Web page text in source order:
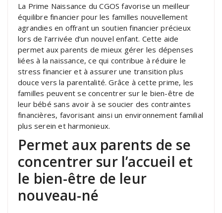
La Prime Naissance du CGOS favorise un meilleur
équilibre financier pour les familles nouvellement
agrandies en offrant un soutien financier précieux
lors de l’arrivée d’un nouvel enfant. Cette aide
permet aux parents de mieux gérer les dépenses
liées à la naissance, ce qui contribue à réduire le
stress financier et à assurer une transition plus
douce vers la parentalité. Grâce à cette prime, les
familles peuvent se concentrer sur le bien-être de
leur bébé sans avoir à se soucier des contraintes
financières, favorisant ainsi un environnement familial
plus serein et harmonieux.
Permet aux parents de se
concentrer sur l’accueil et
le bien-être de leur
nouveau-né